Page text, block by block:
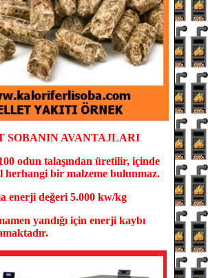
SOBANIN AVANTAJLARI
odun talaşından üretilir, içinde
herhangi bir malzeme bulunmaz.
enerji değeri 5.000 kw/kg
yandığı için enerji kaybı